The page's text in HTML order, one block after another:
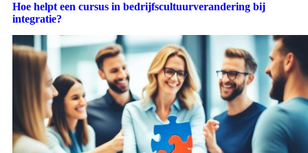
Hoe helpt een cursus in bedrijfscultuurverandering bij
integratie?